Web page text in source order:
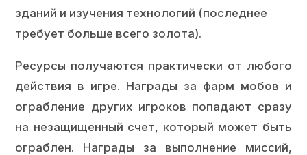
зданий и изучения технологий (последнее
требует больше всего золота).
Ресурсы получаются практически от любого
действия в игре. Награды за фарм мобов и
ограбление других игроков попадают сразу
на незащищенный счет, который может быть
ограблен. Награды за выполнение миссий,